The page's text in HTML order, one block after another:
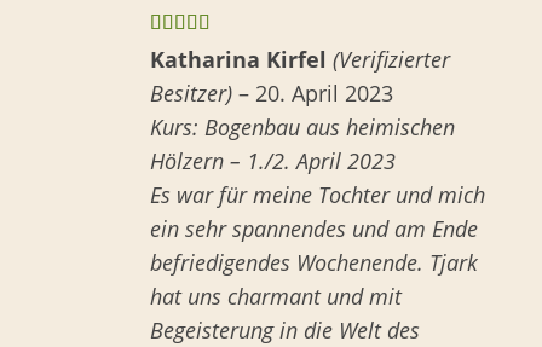
Bewertet
mit5von 5
Katharina Kirfel(Verifizierter
Besitzer) – 20. April 2023
Kurs: Bogenbau aus heimischen
Hölzern – 1./2. April 2023
Es war für meine Tochter und mich
ein sehr spannendes und am Ende
befriedigendes Wochenende. Tjark
hat uns charmant und mit
Begeisterung in die Welt des